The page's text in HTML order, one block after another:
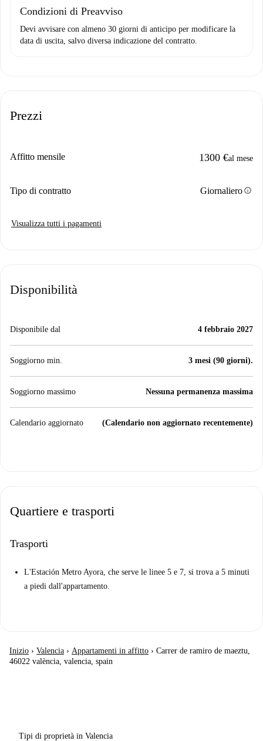
Condizioni di Preavviso
Devi avvisare con almeno 30 giorni di anticipo per modificare la
data di uscita, salvo diversa indicazione del contratto.
Prezzi
Affitto mensile 1300 €al mese
Tipo di contratto Giornalieroinfo
Visualizza tutti i pagamenti
Disponibilità
Disponibile dal 4 febbraio 2027
Soggiorno min. 3 mesi (90 giorni).
Soggiorno massimo Nessuna permanenza massima
Calendario aggiornato (Calendario non aggiornato recentemente)
Quartiere e trasporti
Trasporti
L'Estación Metro Ayora, che serve le linee 5 e 7, si trova a 5 minuti
a piedi dall'appartamento.
Inizio › Valencia › Appartamenti in affitto › Carrer de ramiro de maeztu,
46022 valència, valencia, spain
Tipi di proprietà in Valencia